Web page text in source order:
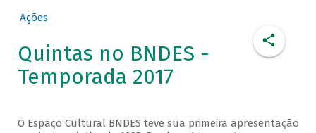
Ações
Quintas no BNDES -
Temporada 2017
O Espaço Cultural BNDES teve sua primeira apresentação